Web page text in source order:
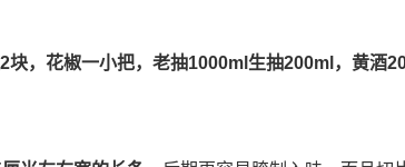
，花椒一小把，老抽1000ml生抽200ml，黄酒